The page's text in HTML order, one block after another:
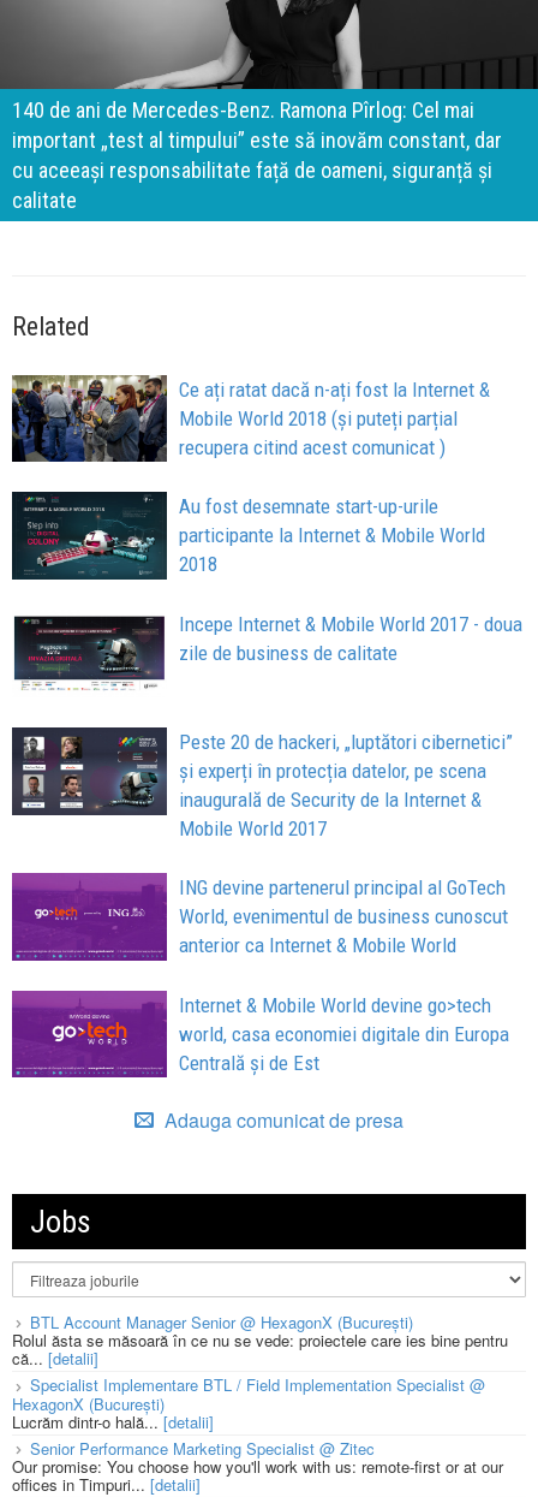
140 de ani de Mercedes-Benz. Ramona Pîrlog: Cel mai
important „test al timpului” este să inovăm constant, dar
cu aceeași responsabilitate față de oameni, siguranță și
calitate
Related
Ce ați ratat dacă n-ați fost la Internet &
Mobile World 2018 (și puteți parțial
recupera citind acest comunicat )
Au fost desemnate start-up-urile
participante la Internet & Mobile World
2018
Incepe Internet & Mobile World 2017 - doua
zile de business de calitate
Peste 20 de hackeri, „luptători cibernetici”
și experți în protecția datelor, pe scena
inaugurală de Security de la Internet &
Mobile World 2017
ING devine partenerul principal al GoTech
World, evenimentul de business cunoscut
anterior ca Internet & Mobile World
Internet & Mobile World devine go>tech
world, casa economiei digitale din Europa
Centrală și de Est
Adauga comunicat de presa
Jobs
BTL Account Manager Senior @ HexagonX (București)
Rolul ăsta se măsoară în ce nu se vede: proiectele care ies bine pentru
că... [detalii]
Specialist Implementare BTL / Field Implementation Specialist @
HexagonX (București)
Lucrăm dintr-o hală...[detalii]
Senior Performance Marketing Specialist @ Zitec
Our promise: You choose how you'll work with us: remote-first or at our
offices in Timpuri... [detalii]